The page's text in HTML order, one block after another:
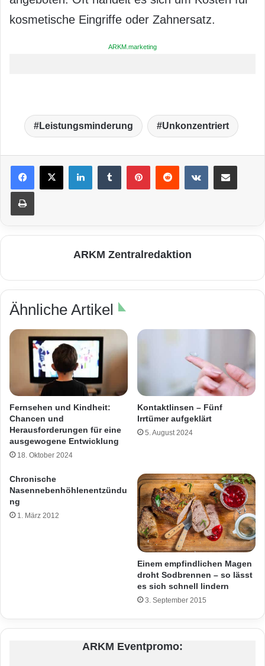
kosmetische Eingriffe oder Zahnersatz.
ARKM.marketing
Leistungsminderung Unkonzentriert
LinkedIn VKontakte
Drucken
ARKM Zentralredaktion
Ähnliche Artikel
Fernsehen und Kindheit:
Chancen und
Herausforderungen für eine
ausgewogene Entwicklung
18. Oktober 2024
Kontaktlinsen – Fünf
Irrtümer aufgeklärt
5. August 2024
Chronische
Nasennebenhöhlenentzündu
ng
1. März 2012
Einem empfindlichen Magen
droht Sodbrennen – so lässt
es sich schnell lindern
3. September 2015
ARKM Eventpromo: